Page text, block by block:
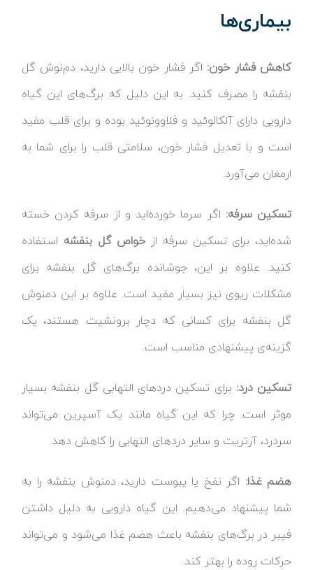
بیماری‌ها
کاهش فشار خون: اگر فشار خون بالایی دارید، دم‌نوش گل
بنفشه را مصرف کنید. به این دلیل که برگ‌های این گیاه
دارویی دارای آلکالوئید و فلاوونوئید بوده و برای قلب مفید
است و با تعدیل فشار خون، سلامتی قلب را برای شما به
ارمغان می‌آورد.
تسکین سرفه: اگر سرما خورده‌اید و از سرفه کردن خسته
شده‌اید، برای تسکین سرفه ازخواص گل بنفشه استفاده
کنید. علاوه بر این، جوشانده برگ‌های گل بنفشه برای
مشکلات ریوی نیز بسیار مفید است. علاوه بر این دمنوش
گل بنفشه برای کسانی که دچار برونشیت هستند، یک
گزینه‌ی پیشنهادی مناسب است.
تسکین درد: برای تسکین دردهای التهابی گل بنفشه بسیار
موثر است. چرا که این گیاه مانند یک آسپرین می‌تواند
سردرد، آرتریت و سایر دردهای التهابی را کاهش دهد.
هضم غذا: اگر نفخ یا یبوست دارید، دمنوش بنفشه را به
شما پیشنهاد می‌دهیم. این گیاه دارویی به دلیل داشتن
فیبر در برگ‌های بنفشه باعث هضم غذا می‌شود و می‌تواند
حرکات روده را بهتر کند.